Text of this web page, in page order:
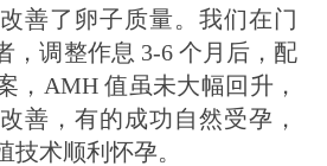
善了卵子质量。我们在门
，调整作息 3-6 个月后，配
，AMH 值虽未大幅回升，
善，有的成功自然受孕，
技术顺利怀孕。